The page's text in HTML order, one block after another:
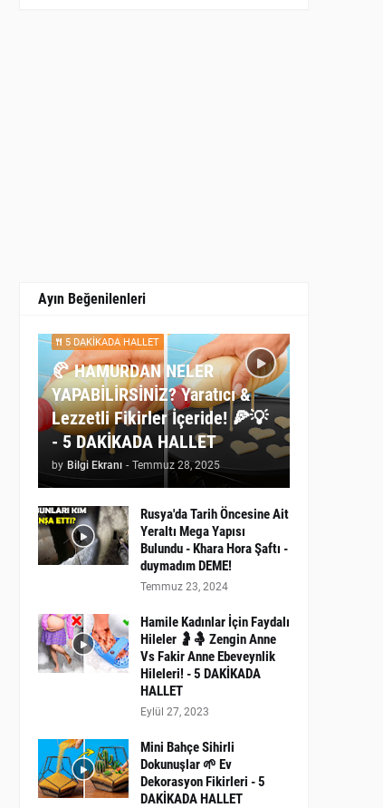
Ayın Beğenilenleri
5 DAKİKADA HALLET
🥐 HAMURDAN NELER
YAPABİLİRSİNİZ? Yaratıcı &
Lezzetli Fikirler İçeride! 🍕💡
- 5 DAKİKADA HALLET
by Bilgi Ekranı - Temmuz 28, 2025
Rusya'da Tarih Öncesine Ait
Yeraltı Mega Yapısı
Bulundu - Khara Hora Şaftı -
duymadım DEME!
Temmuz 23, 2024
Hamile Kadınlar İçin Faydalı
Hileler 🤰🤱 Zengin Anne
Vs Fakir Anne Ebeveynlik
Hileleri! - 5 DAKİKADA
HALLET
Eylül 27, 2023
Mini Bahçe Sihirli
Dokunuşlar 🌱 Ev
Dekorasyon Fikirleri - 5
DAKİKADA HALLET